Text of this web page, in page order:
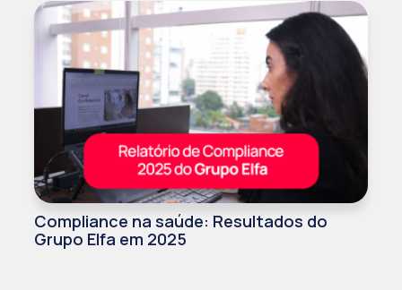
Compliance na saúde: Resultados do
Grupo Elfa em 2025